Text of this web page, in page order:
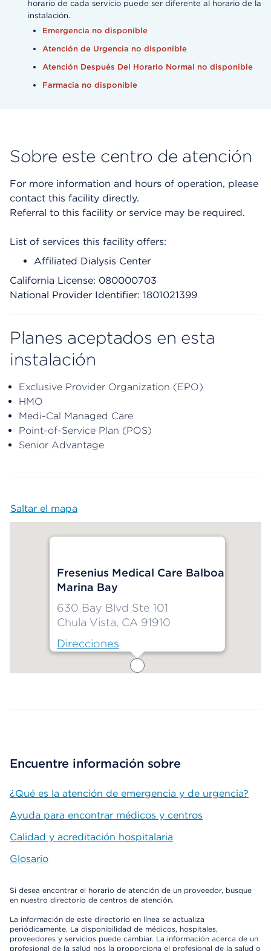
horario de cada servicio puede ser diferente al horario de la
instalación.
Emergencia no disponible
Atención de Urgencia no disponible
Atención Después Del Horario Normal no disponible
Farmacia no disponible
Sobre este centro de atención
For more information and hours of operation, please
contact this facility directly.
Referral to this facility or service may be required.
List of services this facility offers:
Affiliated Dialysis Center
California License: 080000703
National Provider Identifier: 1801021399
Planes aceptados en esta
instalación
Exclusive Provider Organization (EPO)
HMO
Medi-Cal Managed Care
Point-of-Service Plan (POS)
Senior Advantage
Saltar el mapa
Fresenius Medical Care Balboa
Marina Bay
630 Bay Blvd Ste 101
Chula Vista, CA 91910
Direcciones
Encuentre información sobre
¿Qué es la atención de emergencia y de urgencia?
Ayuda para encontrar médicos y centros
Calidad y acreditación hospitalaria
Glosario
Si desea encontrar el horario de atención de un proveedor, busque
en nuestro directorio de centros de atención.
La información de este directorio en línea se actualiza
periódicamente. La disponibilidad de médicos, hospitales,
proveedores y servicios puede cambiar. La información acerca de un
profesional de la salud nos la proporciona el profesional de la salud o